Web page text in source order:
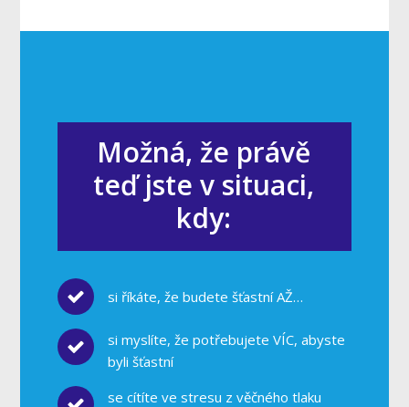
Možná, že právě
teď jste v situaci,
kdy:
si říkáte, že budete šťastní AŽ…
si myslíte, že potřebujete VÍC, abyste
byli šťastní
se cítíte ve stresu z věčného tlaku